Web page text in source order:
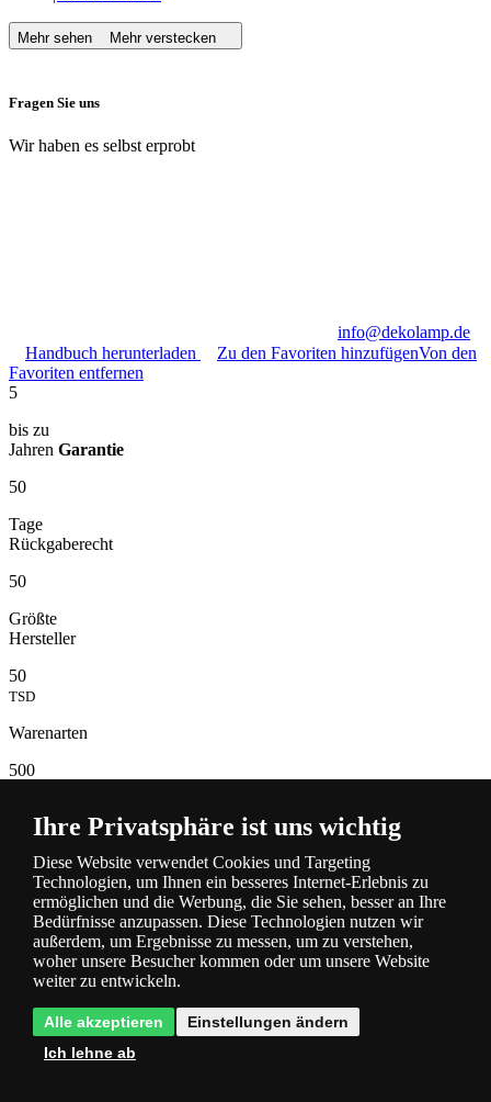
Mehr sehen Mehr verstecken
Fragen Sie uns
Wir haben es selbst erprobt
info@dekolamp.de
Handbuch herunterladen
Zu den Favoriten hinzufügenVon den
Favoriten entfernen
5
bis zu
Jahren Garantie
50
Tage
Rückgaberecht
50
Größte
Hersteller
50
TSD
Warenarten
500
Lampen
und Parameter
Ihre Privatsphäre ist uns wichtig
Diese Website verwendet Cookies und Targeting
Technologien, um Ihnen ein besseres Internet-Erlebnis zu
ermöglichen und die Werbung, die Sie sehen, besser an Ihre
Bedürfnisse anzupassen. Diese Technologien nutzen wir
außerdem, um Ergebnisse zu messen, um zu verstehen,
woher unsere Besucher kommen oder um unsere Website
weiter zu entwickeln.
Alle akzeptieren
Einstellungen ändern
Ich lehne ab